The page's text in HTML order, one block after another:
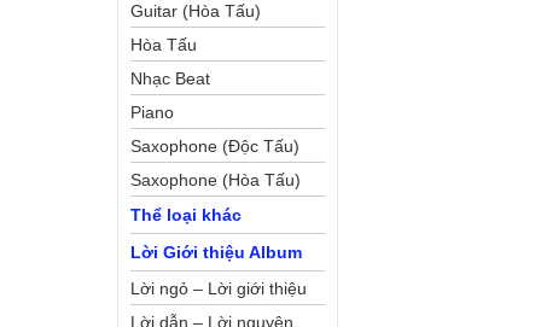
Guitar (Hòa Tấu)
Hòa Tấu
Nhạc Beat
Piano
Saxophone (Độc Tấu)
Saxophone (Hòa Tấu)
Thể loại khác
Lời Giới thiệu Album
Lời ngỏ – Lời giới thiệu
Lời dẫn – Lời nguyện